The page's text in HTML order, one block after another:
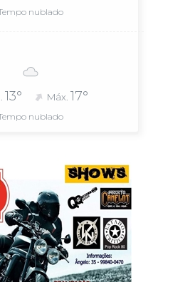
nublado
13° Máx. 17°
nublado